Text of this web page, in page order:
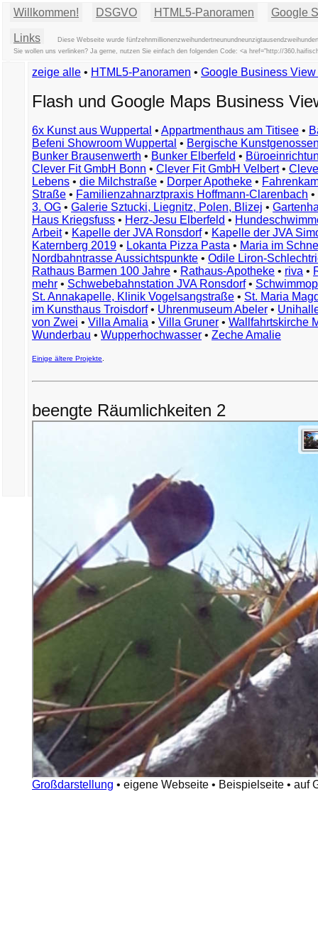
Willkommen! DSGVO HTML5-Panoramen Google
Links
Diese Webseite wurde
Sie wollen uns verlinken? Ja gerne, nutzen Sie einfach den folgenden Code: <a href="http://
zeige alle • HTML5-Panoramen • Google Business
Flash und Google Maps Business
6x Kunst aus Wuppertal • Appartmenthaus am Titisee •
Befeni Showroom Wuppertal • Bergische
Bunker Brausenwerth • Bunker Elberfeld •
Clever Fit GmbH Bonn • Clever Fit GmbH Velbert•
Lebens • die Milchstraße • Dorper Apotheke •
Straße • Familienzahnarztpraxis Hoffmann-Clarenbach •
3. OG • Galerie Sztucki, Liegnitz, Polen, Blizej •
Haus Kriegsfuss • Herz-Jesu Elberfeld •
Arbeit• Kapelle der JVA Ronsdorf• Kapelle der JVA
Katernberg 2019 • Lokanta Pizza Pasta • Maria im
Nordbahntrasse Aussichtspunkte • Odile Liron-
Rathaus Barmen 100 Jahre • Rathaus-Apotheke • riva •
mehr • Schwebebahnstation JVA Ronsdorf•
St. Annakapelle, Klinik Vogelsangstraße • St. Maria
im Kunsthaus Troisdorf• Uhrenmuseum Abeler •
von Zwei • Villa Amalia • Villa Gruner • Wallfahrtskirche
Wunderbau • Wupperhochwasser • Zeche Amalie
Einige ältere Projekte
beengte Räumlichkeiten 2
Großdarstellung • eigene Webseite • Beispielseite • auf